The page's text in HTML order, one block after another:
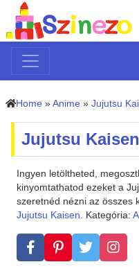
Home » Anime » Jujutsu
Jujutsu
Ingyen letöltheted,
kinyomtathatod ezeket a
szeretnéd nézni az összes
Jujutsu Kaisen. Kategória: